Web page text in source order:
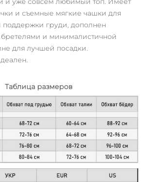
и съемные мягкие чашки для
груди, дополнен
и минималистичной
для лучшей посадки.
Таблица размеров